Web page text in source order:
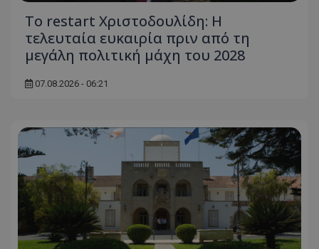
Το restart Χριστοδουλίδη: Η
τελευταία ευκαιρία πριν από τη
μεγάλη πολιτική μάχη του 2028
07.08.2026 - 06:21